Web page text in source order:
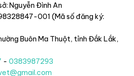
Nguyễn Đình An
001 (Mã số đăng ký:
Buôn Ma Thuột, tỉnh Đắk Lắk,
- 0383987293